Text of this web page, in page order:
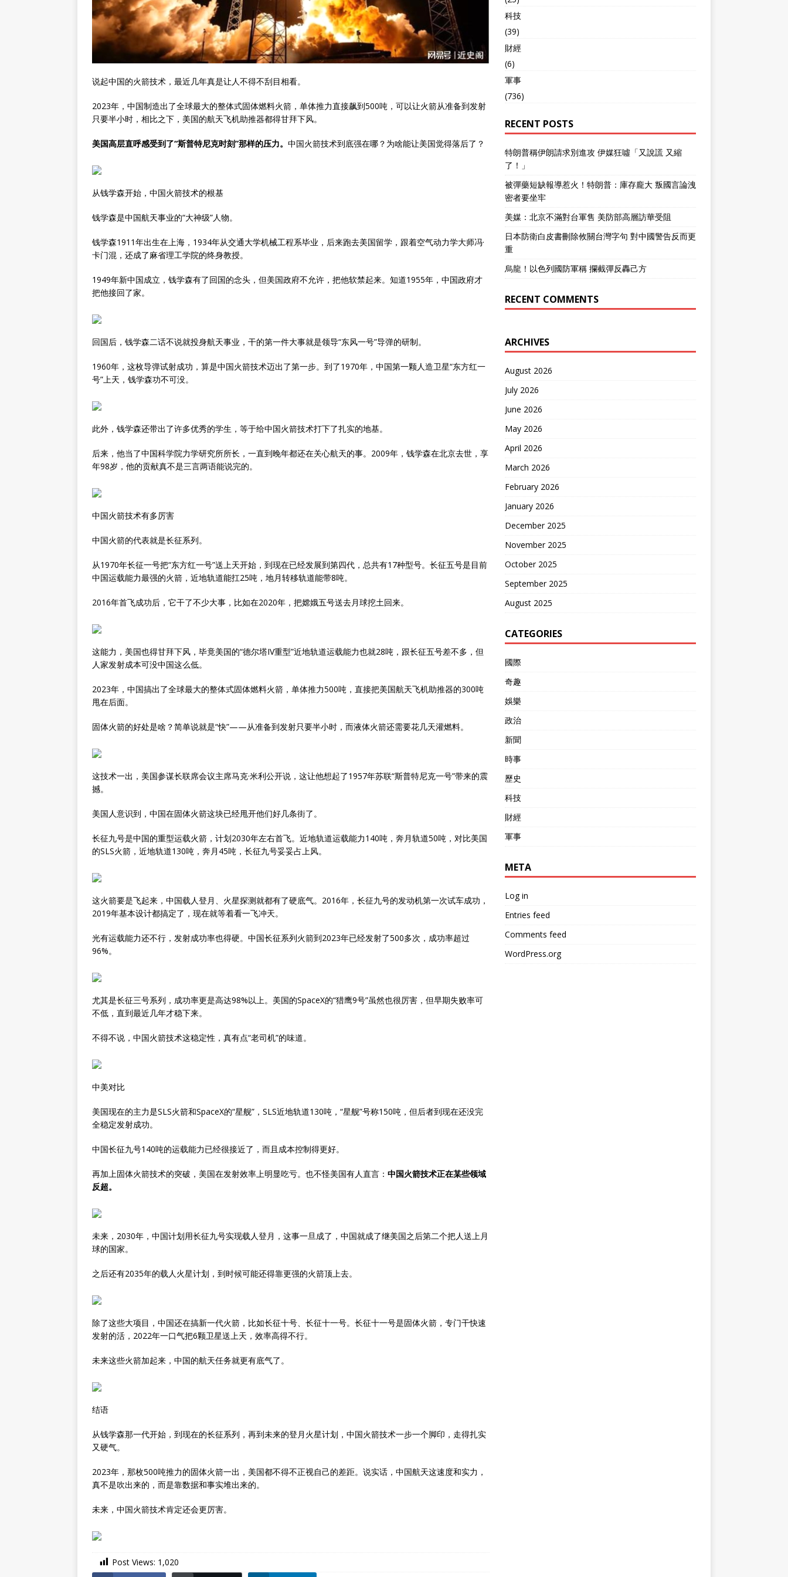
说起中国的火箭技术，最近几年真是让人不得不刮目相看。
2023年，中国制造出了全球最大的整体式固体燃料火箭，单体推力直接飙到500吨，可以让火箭从准备到发射
只要半小时，相比之下，美国的航天飞机助推器都得甘拜下风。
美国高层直呼感受到了“斯普特尼克时刻”那样的压力。 中国火箭技术到底强在哪？为啥能让美国觉得落后了？
从钱学森开始，中国火箭技术的根基
钱学森是中国航天事业的“大神级”人物。
钱学森1911年出生在上海，1934年从交通大学机械工程系毕业，后来跑去美国留学，跟着空气动力学大师冯·
卡门混，还成了麻省理工学院的终身教授。
1949年新中国成立，钱学森有了回国的念头，但美国政府不允许，把他软禁起来。知道1955年，中国政府才
把他接回了家。
回国后，钱学森二话不说就投身航天事业，干的第一件大事就是领导“东风一号”导弹的研制。
1960年，这枚导弹试射成功，算是中国火箭技术迈出了第一步。到了1970年，中国第一颗人造卫星“东方红一
号”上天，钱学森功不可没。
此外，钱学森还带出了许多优秀的学生，等于给中国火箭技术打下了扎实的地基。
后来，他当了中国科学院力学研究所所长，一直到晚年都还在关心航天的事。2009年，钱学森在北京去世，享
年98岁，他的贡献真不是三言两语能说完的。
中国火箭技术有多厉害
中国火箭的代表就是长征系列。
从1970年长征一号把“东方红一号”送上天开始，到现在已经发展到第四代，总共有17种型号。长征五号是目前
中国运载能力最强的火箭，近地轨道能扛25吨，地月转移轨道能带8吨。
2016年首飞成功后，它干了不少大事，比如在2020年，把嫦娥五号送去月球挖土回来。
这能力，美国也得甘拜下风，毕竟美国的“德尔塔IV重型”近地轨道运载能力也就28吨，跟长征五号差不多，但
人家发射成本可没中国这么低。
2023年，中国搞出了全球最大的整体式固体燃料火箭，单体推力500吨，直接把美国航天飞机助推器的300吨
甩在后面。
固体火箭的好处是啥？简单说就是“快”——从准备到发射只要半小时，而液体火箭还需要花几天灌燃料。
这技术一出，美国参谋长联席会议主席马克·米利公开说，这让他想起了1957年苏联“斯普特尼克一号”带来的震
撼。
美国人意识到，中国在固体火箭这块已经甩开他们好几条街了。
长征九号是中国的重型运载火箭，计划2030年左右首飞。近地轨道运载能力140吨，奔月轨道50吨，对比美国
的SLS火箭，近地轨道130吨，奔月45吨，长征九号妥妥占上风。
这火箭要是飞起来，中国载人登月、火星探测就都有了硬底气。2016年，长征九号的发动机第一次试车成功，
2019年基本设计都搞定了，现在就等着看一飞冲天。
光有运载能力还不行，发射成功率也得硬。中国长征系列火箭到2023年已经发射了500多次，成功率超过
96%。
尤其是长征三号系列，成功率更是高达98%以上。美国的SpaceX的“猎鹰9号”虽然也很厉害，但早期失败率可
不低，直到最近几年才稳下来。
不得不说，中国火箭技术这稳定性，真有点“老司机”的味道。
中美对比
美国现在的主力是SLS火箭和SpaceX的“星舰”，SLS近地轨道130吨，“星舰”号称150吨，但后者到现在还没完
全稳定发射成功。
中国长征九号140吨的运载能力已经很接近了，而且成本控制得更好。
再加上固体火箭技术的突破，美国在发射效率上明显吃亏。也不怪美国有人直言： 中国火箭技术正在某些领域
反超。
未来，2030年，中国计划用长征九号实现载人登月，这事一旦成了，中国就成了继美国之后第二个把人送上月
球的国家。
之后还有2035年的载人火星计划，到时候可能还得靠更强的火箭顶上去。
除了这些大项目，中国还在搞新一代火箭，比如长征十号、长征十一号。长征十一号是固体火箭，专门干快速
发射的活，2022年一口气把6颗卫星送上天，效率高得不行。
未来这些火箭加起来，中国的航天任务就更有底气了。
结语
从钱学森那一代开始，到现在的长征系列，再到未来的登月火星计划，中国火箭技术一步一个脚印，走得扎实
又硬气。
2023年，那枚500吨推力的固体火箭一出，美国都不得不正视自己的差距。说实话，中国航天这速度和实力，
真不是吹出来的，而是靠数据和事实堆出来的。
未来，中国火箭技术肯定还会更厉害。
Post Views: 1,020
科技
(39)
財經
(6)
軍事
(736)
RECENT POSTS
特朗普稱伊朗請求別進攻 伊媒狂噓「又說謊 又縮
了！」
被彈藥短缺報導惹火！特朗普：庫存龐大 叛國言論洩
密者要坐牢
美媒：北京不滿對台軍售 美防部高層訪華受阻
日本防衛白皮書刪除攸關台灣字句 對中國警告反而更
重
烏龍！以色列國防軍稱 攔截彈反轟己方
RECENT COMMENTS
ARCHIVES
August 2026
July 2026
June 2026
May 2026
April 2026
March 2026
February 2026
January 2026
December 2025
November 2025
October 2025
September 2025
August 2025
CATEGORIES
國際
奇趣
娛樂
政治
新聞
時事
歷史
科技
財經
軍事
META
Log in
Entries feed
Comments feed
WordPress.org